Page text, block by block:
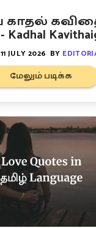
காதல்
Kadhal
11 JULY 2026 BY
மேலும் படிக்க